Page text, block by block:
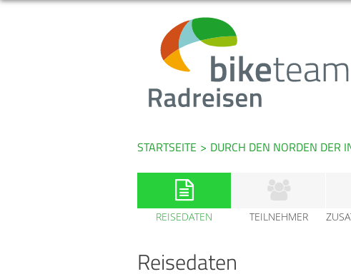
STARTSEITE > DURCH DEN NORDEN DER
REISEDATEN TEILNEHMER
Reisedaten